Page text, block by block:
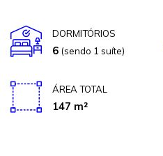
DORMITÓRIOS
6 (sendo 1 suíte)
ÁREA TOTAL
147 m²